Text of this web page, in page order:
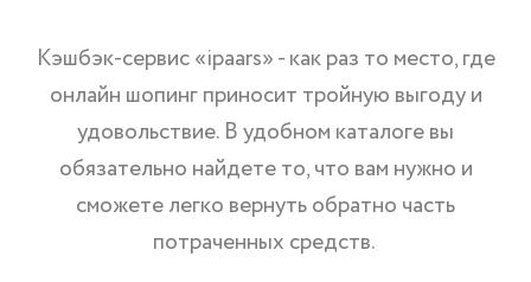
Кэшбэк-сервис «ipaars» - как раз то место, где
онлайн шопинг приносит тройную выгоду и
удовольствие. В удобном каталоге вы
обязательно найдете то, что вам нужно и
сможете легко вернуть обратно часть
потраченных средств.